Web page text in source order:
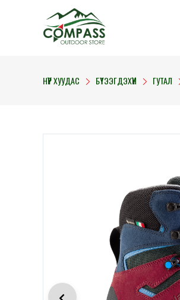
НҮҮР ХУУДАС БҮТЭЭГДЭХҮҮН ГУТАЛ